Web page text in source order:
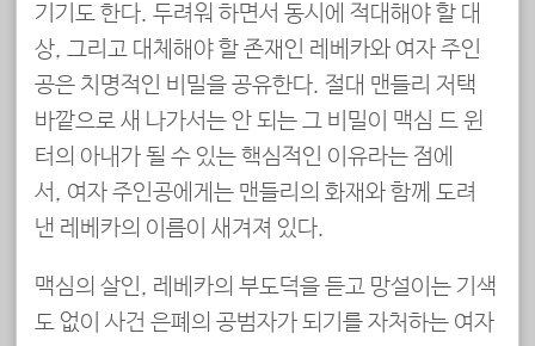
기기도 한다. 두려워 하면서 동시에 적대해야 할 대
상, 그리고 대체해야 할 존재인 레베카와 여자 주인
공은 치명적인 비밀을 공유한다. 절대 맨들리 저택
바깥으로 새 나가서는 안 되는 그 비밀이 맥심 드 윈
터의 아내가 될 수 있는 핵심적인 이유라는 점에
서, 여자 주인공에게는 맨들리의 화재와 함께 도려
낸 레베카의 이름이 새겨져 있다.
맥심의 살인, 레베카의 부도덕을 듣고 망설이는 기색
도 없이 사건 은폐의 공범자가 되기를 자처하는 여자